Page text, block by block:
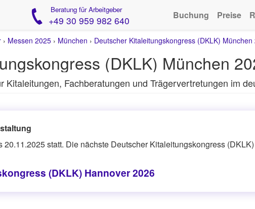
Beratung für Arbeitgeber
+49 30 959 982 640 Buchung Preise
› Messen 2025 › München › Deutscher Kitaleitungskongress (DKLK) München
(DKLK) München
Kitaleitungen, Fachberatungen und Trägervertretungen im
20.11.2025 statt. Die nächste Deutscher Kitaleitungskongress
(DKLK) Hannover 2026